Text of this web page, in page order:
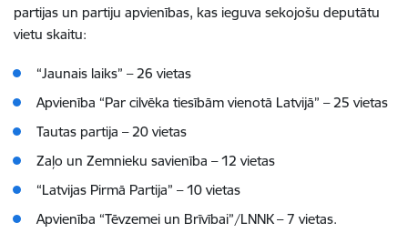
partijas un partiju apvienības, kas ieguva sekojošu deputātu
vietu skaitu:
“Jaunais laiks” – 26 vietas
Apvienība “Par cilvēka tiesībām vienotā Latvijā” – 25 vietas
Tautas partija – 20 vietas
Zaļo un Zemnieku savienība – 12 vietas
“Latvijas Pirmā Partija” – 10 vietas
Apvienība “Tēvzemei un Brīvībai”/LNNK – 7 vietas.